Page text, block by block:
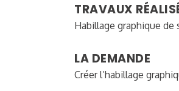
TRAVAUX
Habillage graphique
LA DEMANDE
Créer l’habillage